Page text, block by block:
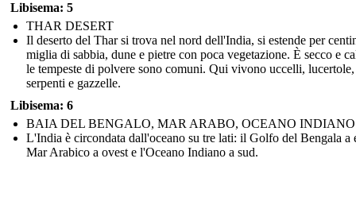
Libisema: 5
THAR DESERT
Il deserto del Thar si trova nel nord dell'India, si estende per
miglia di sabbia, dune e pietre con poca vegetazione. È secco e
le tempeste di polvere sono comuni. Qui vivono uccelli, lucertole,
serpenti e gazzelle.
Libisema: 6
BAIA DEL BENGALO, MAR ARABO, OCEANO INDIANO
L'India è circondata dall'oceano su tre lati: il Golfo del Bengala a
Mar Arabico a ovest e l'Oceano Indiano a sud.